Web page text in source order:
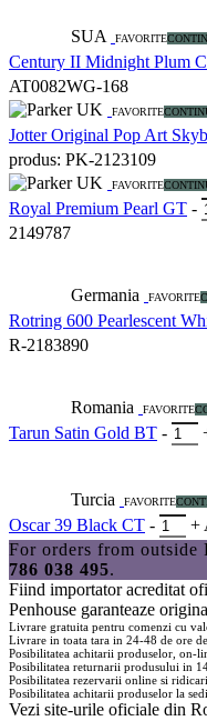
SUA FAVORITE
Century II Midnight Plum
AT0082WG-168
UK
FAVORITE
Jotter Original Pop Art
produs: PK-2123109
UK
FAVORITE
Royal Premium Pearl GT -
2149787
Germania FAVORITE
Rotring 600 Pearlescent
R-2183890
Romania FAVORITE
Tarun Satin Gold BT -
Turcia FAVORITE
Oscar 39 Black CT - +
For orders from outside
786 038 495.
Fiind importator acreditat
Penhouse garanteaze
Livrare gratuita pentru comenzi cu
Livrare in toata tara in 24-48 de ore
Posibilitatea achitarii produselor, on-
Posibilitatea returnarii produsului in
Posibilitatea rezervarii online si
Posibilitatea achitarii produselor la
Vezi site-urile oficiale din